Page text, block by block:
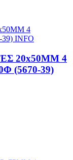
20x50MM 4
(5670-39)